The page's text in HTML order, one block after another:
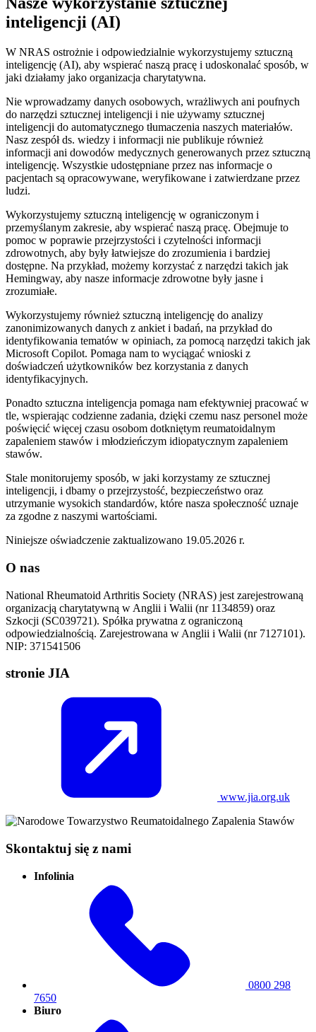
inteligencji (AI)
W NRAS ostrożnie i odpowiedzialnie wykorzystujemy sztuczną
inteligencję (AI), aby wspierać naszą pracę i udoskonalać sposób, w
jaki działamy jako organizacja charytatywna.
Nie wprowadzamy danych osobowych, wrażliwych ani poufnych
do narzędzi sztucznej inteligencji i nie używamy sztucznej
inteligencji do automatycznego tłumaczenia naszych materiałów.
Nasz zespół ds. wiedzy i informacji nie publikuje również
informacji ani dowodów medycznych generowanych przez sztuczną
inteligencję. Wszystkie udostępniane przez nas informacje o
pacjentach są opracowywane, weryfikowane i zatwierdzane przez
ludzi.
Wykorzystujemy sztuczną inteligencję w ograniczonym i
przemyślanym zakresie, aby wspierać naszą pracę. Obejmuje to
pomoc w poprawie przejrzystości i czytelności informacji
zdrowotnych, aby były łatwiejsze do zrozumienia i bardziej
dostępne. Na przykład, możemy korzystać z narzędzi takich jak
Hemingway, aby nasze informacje zdrowotne były jasne i
zrozumiałe.
Wykorzystujemy również sztuczną inteligencję do analizy
zanonimizowanych danych z ankiet i badań, na przykład do
identyfikowania tematów w opiniach, za pomocą narzędzi takich jak
Microsoft Copilot. Pomaga nam to wyciągać wnioski z
doświadczeń użytkowników bez korzystania z danych
identyfikacyjnych.
Ponadto sztuczna inteligencja pomaga nam efektywniej pracować w
tle, wspierając codzienne zadania, dzięki czemu nasz personel może
poświęcić więcej czasu osobom dotkniętym reumatoidalnym
zapaleniem stawów i młodzieńczym idiopatycznym zapaleniem
stawów.
Stale monitorujemy sposób, w jaki korzystamy ze sztucznej
inteligencji, i dbamy o przejrzystość, bezpieczeństwo oraz
utrzymanie wysokich standardów, które nasza społeczność uznaje
za zgodne z naszymi wartościami.
Niniejsze oświadczenie zaktualizowano 19.05.2026 r.
O nas
National Rheumatoid Arthritis Society (NRAS) jest zarejestrowaną
organizacją charytatywną w Anglii i Walii (nr 1134859) oraz
Szkocji (SC039721). Spółka prywatna z ograniczoną
odpowiedzialnością. Zarejestrowana w Anglii i Walii (nr 7127101).
NIP: 371541506
stronie JIA
www.jia.org.uk
Skontaktuj się z nami
Infolinia
0800 298
7650
Biuro